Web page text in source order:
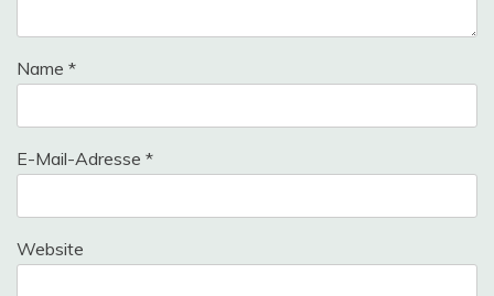
Name *
E-Mail-Adresse *
Website